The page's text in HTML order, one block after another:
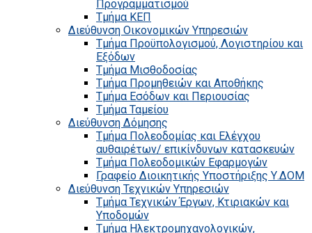
Προγραμματισμού
Τμήμα ΚΕΠ
Διεύθυνση Οικονομικών Υπηρεσιών
Τμήμα Προϋπολογισμού, Λογιστηρίου και
Εξόδων
Τμήμα Μισθοδοσίας
Τμήμα Προμηθειών και Αποθήκης
Τμήμα Εσόδων και Περιουσίας
Τμήμα Ταμείου
Διεύθυνση Δόμησης
Τμήμα Πολεοδομίας και Ελέγχου
αυθαιρέτων/ επικίνδυνων κατασκευών
Τμήμα Πολεοδομικών Εφαρμογών
Γραφείο Διοικητικής Υποστήριξης Υ.ΔΟΜ
Διεύθυνση Τεχνικών Υπηρεσιών
Τμήμα Τεχνικών Έργων, Κτιριακών και
Υποδομών
Τμήμα Ηλεκτρομηχανολογικών,